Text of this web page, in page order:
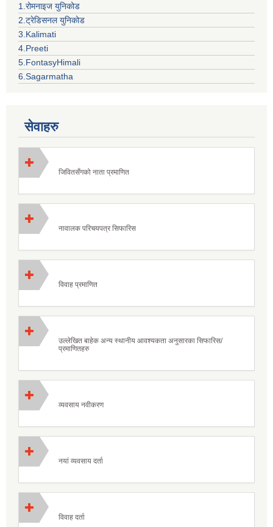
1.रोमनाइज युनिकोड
2.ट्रेडिसनल युनिकोड
3.Kalimati
4.Preeti
5.FontasyHimali
6.Sagarmatha
सेवाहरु
जिवितसँगको नाता प्रमाणित
नावालक परिचयपत्र सिफारिस
विवाह प्रमाणित
उल्लेखित बाहेक अन्य स्थानीय आवश्यकता अनुसारका सिफारिस/
प्रमाणितहरु
व्यवसाय नवीकरण
नयां व्यवसाय दर्ता
विवाह दर्ता